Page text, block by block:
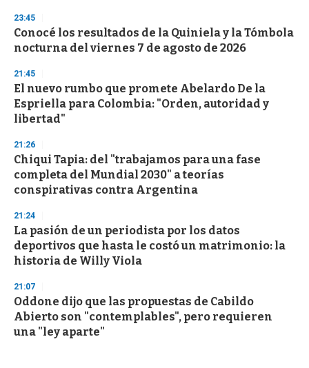
23:45
Conocé los resultados de la Quiniela y la Tómbola
nocturna del viernes 7 de agosto de 2026
21:45
El nuevo rumbo que promete Abelardo De la
Espriella para Colombia: "Orden, autoridad y
libertad"
21:26
Chiqui Tapia: del "trabajamos para una fase
completa del Mundial 2030" a teorías
conspirativas contra Argentina
21:24
La pasión de un periodista por los datos
deportivos que hasta le costó un matrimonio: la
historia de Willy Viola
21:07
Oddone dijo que las propuestas de Cabildo
Abierto son "contemplables", pero requieren
una "ley aparte"